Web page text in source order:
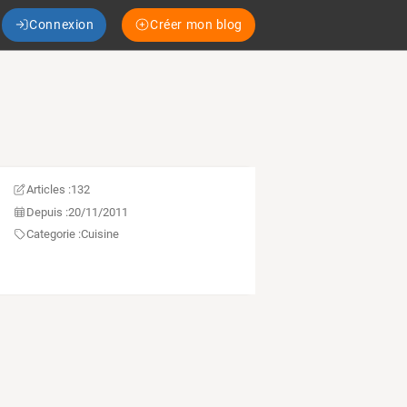
Connexion Créer mon blog
Articles :132
Depuis :20/11/2011
Categorie :Cuisine